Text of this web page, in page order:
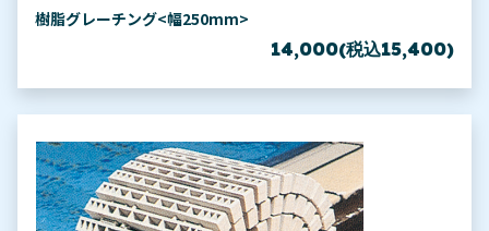
樹脂グレーチング<幅250mm>
14,000(税込15,400)